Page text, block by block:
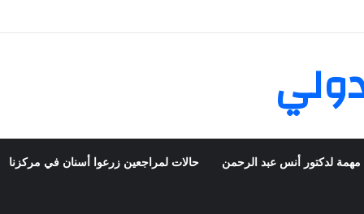
تعيش في فرنسا ركبت أبتسامة هوليود
مهمة لدكتور أنس عبد الرحمن حالات لمراجعين زرعوا أسنان في مركزنا